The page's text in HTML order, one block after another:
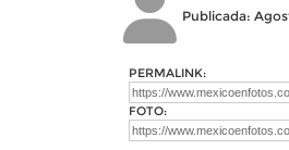
Publicada:
PERMALINK:
FOTO: